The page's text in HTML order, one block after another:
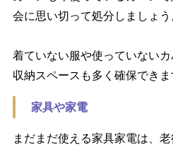
会に思い切って処分しましょう
着ていない服や使っていないカ
収納スペースも多く確保できま
家具や家電
まだまだ使える家具家電は、